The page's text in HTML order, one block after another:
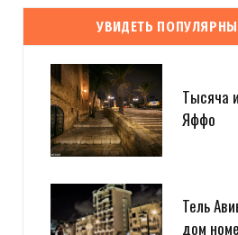
УВИДЕТЬ
Тысяча
Яффо
Тель
дом